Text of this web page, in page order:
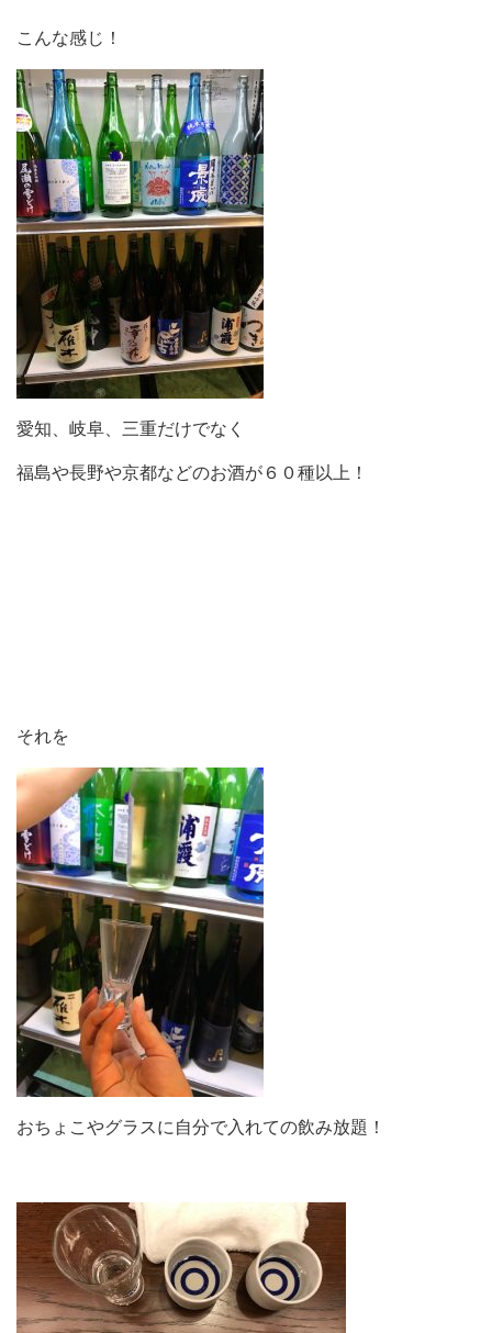
こんな感じ！
愛知、岐阜、三重だけでなく
福島や長野や京都などのお酒が６０種以上！
それを
おちょこやグラスに自分で入れての飲み放題！